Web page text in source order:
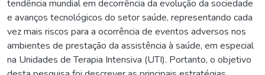
tendência mundial em decorrência da evolução da sociedade
e avanços tecnológicos do setor saúde, representando cada
vez mais riscos para a ocorrência de eventos adversos nos
ambientes de prestação da assistência à saúde, em especial
na Unidades de Terapia Intensiva (UTI). Portanto, o objetivo